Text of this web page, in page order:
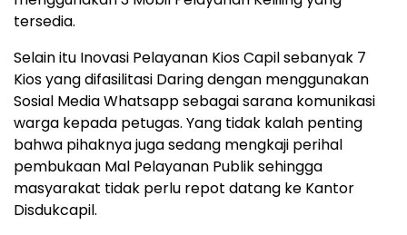
tersedia.
Selain itu Inovasi Pelayanan Kios Capil sebanyak 7
Kios yang difasilitasi Daring dengan menggunakan
Sosial Media Whatsapp sebagai sarana komunikasi
warga kepada petugas. Yang tidak kalah penting
bahwa pihaknya juga sedang mengkaji perihal
pembukaan Mal Pelayanan Publik sehingga
masyarakat tidak perlu repot datang ke Kantor
Disdukcapil.